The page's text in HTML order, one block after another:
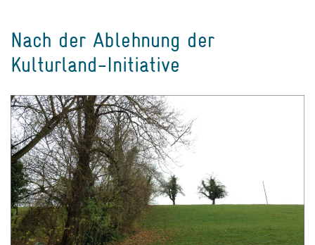
Nach der Ablehnung der
Kulturland-Initiative